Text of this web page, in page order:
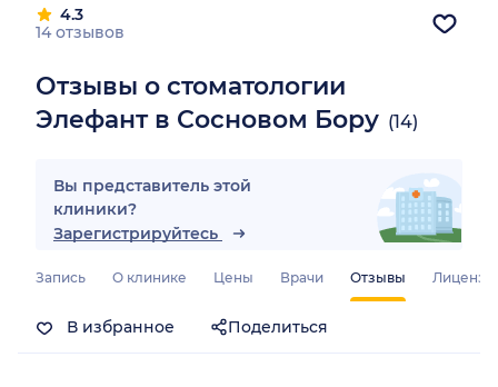
Отзывы о стоматологии
Элефант в Сосновом Бору (14)
4.3
14 отзывов
Вы представитель этой
клиники?
Зарегистрируйтесь
Запись О клинике Цены Врачи Отзывы
В избранное Поделиться